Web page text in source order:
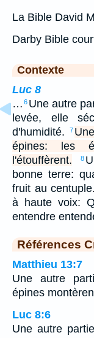
La Bible David
Darby Bible
Contexte
Luc 8
… 6 Une autre
levée, elle
d'humidité.
7
épines: les
l'étouffèrent.
8
bonne terre:
fruit au
à haute voix:
entendre
Références
Matthieu 13:7
Une autre
épines
Luc 8:6
Une autre